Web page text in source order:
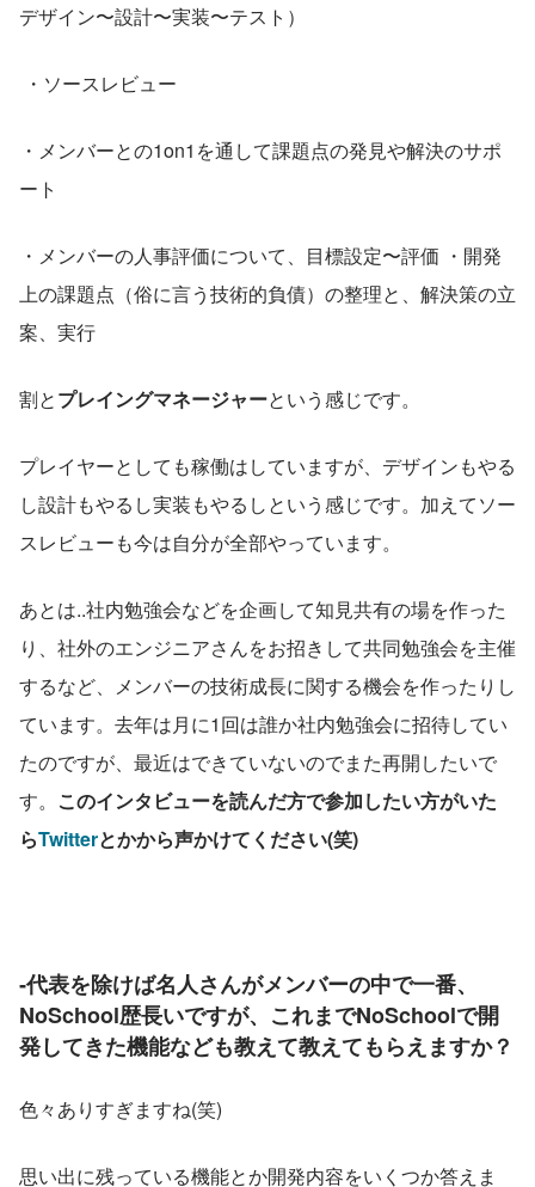
デザイン〜設計〜実装〜テスト）
・ソースレビュー
・メンバーとの1on1を通して課題点の発見や解決のサポ
ート
・メンバーの人事評価について、目標設定〜評価 ・開発
上の課題点（俗に言う技術的負債）の整理と、解決策の立
案、実行
割とプレイングマネージャーという感じです。
プレイヤーとしても稼働はしていますが、デザインもやる
し設計もやるし実装もやるしという感じです。加えてソー
スレビューも今は自分が全部やっています。
あとは..社内勉強会などを企画して知見共有の場を作った
り、社外のエンジニアさんをお招きして共同勉強会を主催
するなど、メンバーの技術成長に関する機会を作ったりし
ています。去年は月に1回は誰か社内勉強会に招待してい
たのですが、最近はできていないのでまた再開したいで
す。 このインタビューを読んだ方で参加したい方がいた
らTwitterとかから声かけてください(笑)
‐代表を除けば名人さんがメンバーの中で一番、
NoSchool歴長いですが、これまでNoSchoolで開
発してきた機能なども教えて教えてもらえますか？
色々ありすぎますね(笑)
思い出に残っている機能とか開発内容をいくつか答えま